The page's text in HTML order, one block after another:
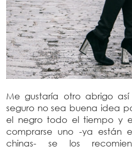
Me gustaría otro abrigo
seguro no sea buena idea
el negro todo el tiempo y
comprarse uno -ya están
chinas- se los